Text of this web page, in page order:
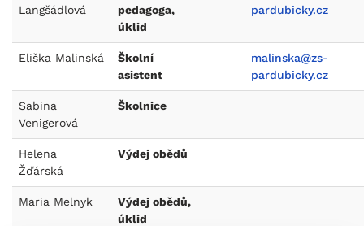
Langšádlová
pedagoga,
úklid
pardubicky.cz
Eliška Malinská
Školní
asistent
malinska@zs-
pardubicky.cz
Sabina
Venigerová
Školnice
Helena
Žďárská
Výdej obědů
Maria Melnyk
Výdej obědů,
úklid